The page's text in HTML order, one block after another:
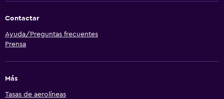
Contactar
Ayuda/Preguntas frecuentes
Prensa
Más
Tasas de aerolíneas